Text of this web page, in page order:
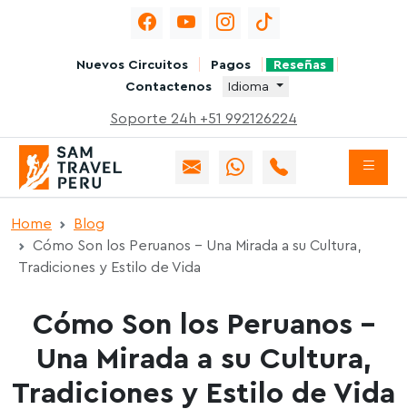
Nuevos Circuitos Pagos
Reseñas
Contactenos
Idioma
Soporte 24h +51 992126224
Home
Blog
Cómo Son los Peruanos – Una Mirada a su Cultura,
Tradiciones y Estilo de Vida
Cómo Son los Peruanos –
Una Mirada a su Cultura,
Tradiciones y Estilo de Vida